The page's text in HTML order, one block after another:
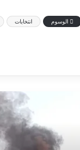
الوسوم انتخابات